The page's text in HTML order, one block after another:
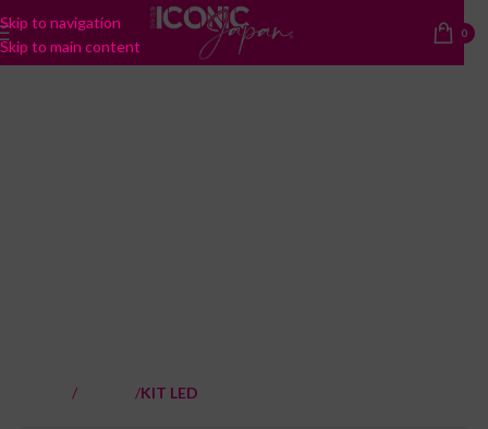
Skip to navigation
Skip to main content
0
/ /KIT LED